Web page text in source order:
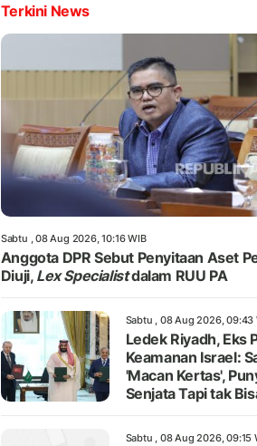
Terkini News
Sabtu , 08 Aug 2026, 10:16 WIB
Anggota DPR Sebut Penyitaan Aset
Diuji, Lex Specialistdalam RUU PA
Sabtu , 08 Aug 2026, 09:43
Ledek Riyadh, Eks
Keamanan Israel:
'Macan Kertas',
Senjata Tapi tak
Sabtu , 08 Aug 2026, 09:15